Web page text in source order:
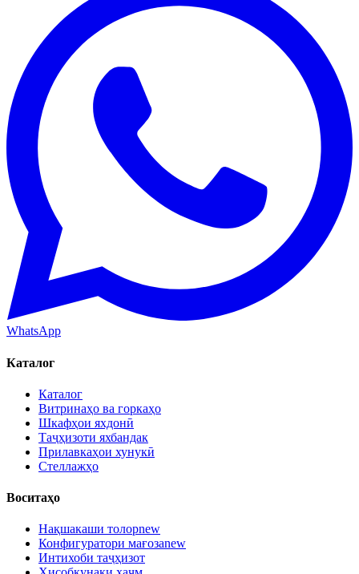
WhatsApp
Каталог
Каталог
Витринаҳо ва горкаҳо
Шкафҳои яхдонӣ
Таҷҳизоти яхбандак
Прилавкаҳои хунукӣ
Стеллажҳо
Воситаҳо
Нақшакаши толорnew
Конфигуратори мағозаnew
Интихоби таҷҳизот